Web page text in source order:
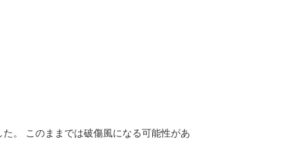
。 このままでは破傷風になる可能性があ